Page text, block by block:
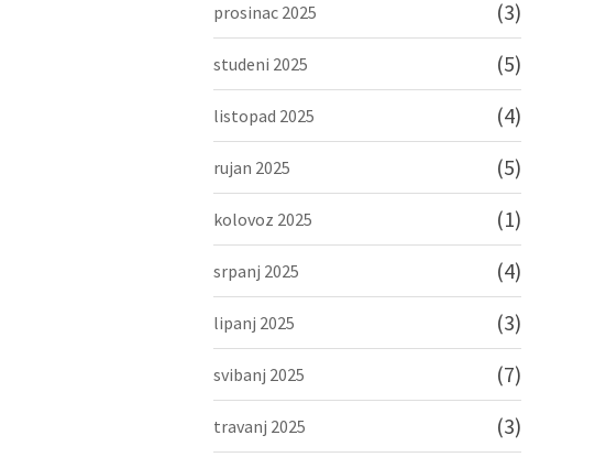
prosinac 2025 (3)
studeni 2025 (5)
listopad 2025 (4)
rujan 2025 (5)
kolovoz 2025 (1)
srpanj 2025 (4)
lipanj 2025 (3)
svibanj 2025 (7)
travanj 2025 (3)